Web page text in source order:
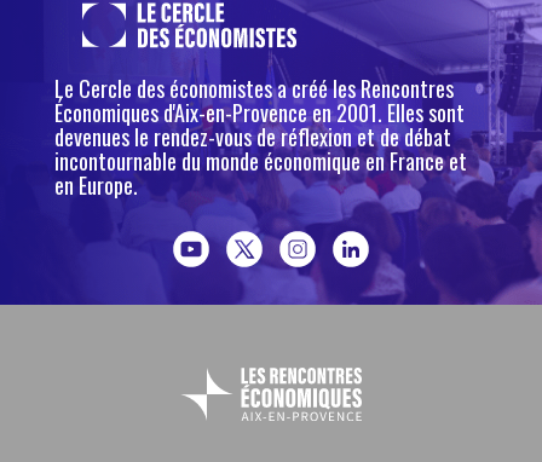
Le Cercle des économistes a créé les Rencontres
Économiques d'Aix-en-Provence en 2001. Elles sont
devenues le rendez-vous de réflexion et de débat
incontournable du monde économique en France et
en Europe.